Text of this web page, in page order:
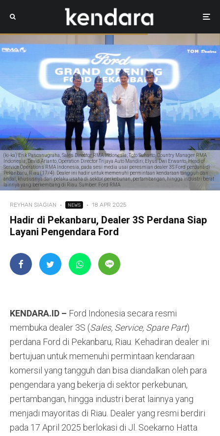
(ki-ka) Erik Pascanugraha, Sales Director RMA Indonesia; Toto Suharto, Country Manager RMA
Indonesia; David Arianto, Operation Director Trijaya Auto Mandiri; Elyus Dwi Erwanto, Head of
Service Operations RMA Indonesia, pada sesi media usai peresmian dealer 3S Ford perdana di
Pekanbaru, Riau (17/4). Dealer ini hadir untuk memenuhi permintaan kendaraan tangguh dan
andal, khususnya dari pelaku usaha di sektor perkebunan, pertambangan, hingga industri berat
lainnya yang berkembang di Riau. Sumber: Ford RMA
REYHAN SIAGIAN · NEWS · 18 APR 2025
Hadir di Pekanbaru, Dealer 3S Perdana Siap
Layani Pengendara Ford
KENDARA.ID – Ford Indonesia secara resmi
membuka dealer 3S (Sales, Service, Spare Part)
perdana Ford di Pekanbaru, Riau. Kehadiran dealer ini
bertujuan untuk memenuhi permintaan kendaraan
komersil yang tangguh dan bisa diandalkan oleh para
pengendara yang bekerja di sektor perkebunan,
pertambangan, hingga industri berat lainnya yang
menjadi mayoritas di Riau. Dealer yang resmi berdiri
pada 17 April 2025 berlokasi di Jl. Soekarno Hatta